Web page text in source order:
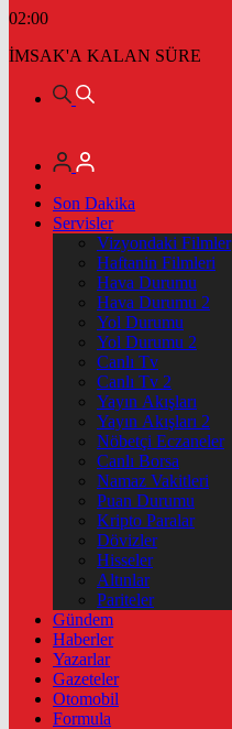
02:00
İMSAK'A KALAN SÜRE
Son Dakika
Servisler
Vizyondaki Filmler
Haftanin Filmleri
Hava Durumu
Hava Durumu 2
Yol Durumu
Yol Durumu 2
Canlı Tv
Canlı Tv 2
Yayın Akışları
Yayın Akışları 2
Nöbetçi Eczaneler
Canlı Borsa
Namaz Vakitleri
Puan Durumu
Kripto Paralar
Dövizler
Hisseler
Altınlar
Pariteler
Gündem
Haberler
Yazarlar
Gazeteler
Otomobil
Formula